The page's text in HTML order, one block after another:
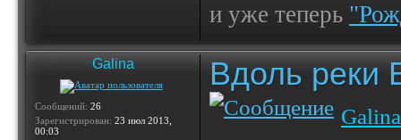
и уже теперь
Galina
Сообщений: 26
Зарегистрирован: 23 июл 2013,
00:03
Вдоль реки
Galina